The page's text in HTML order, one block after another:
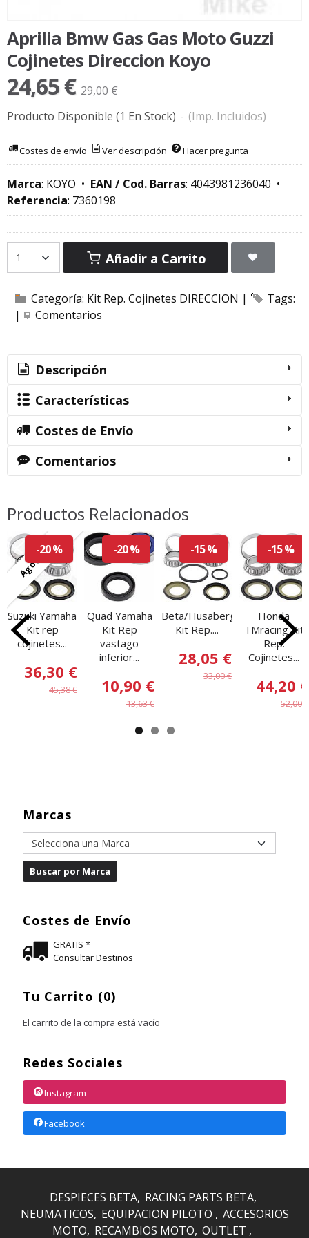
Marcas
Costes de Envío
GRATIS *
Consultar Destinos
Tu Carrito (0)
El carrito de la compra está vacío
Redes Sociales
Instagram
Facebook
Aprilia Bmw Gas Gas Moto Guzzi
Cojinetes Direccion Koyo
24,65 € 29,00 €
Producto Disponible (1 En Stock) - (Imp. Incluidos)
Costes de envío Ver descripción Hacer pregunta
Marca: KOYO • EAN / Cod. Barras: 4043981236040 •
Referencia: 7360198
Añadir a Carrito
Categoría: Kit Rep. Cojinetes DIRECCION |
Tags:
|
Comentarios
Descripción
Características
Costes de Envío
Comentarios
Productos Relacionados
Agotado
-20 %
Suzuki Yamaha
Kit rep
cojinetes...
36,30 €
45,38 €
-20 %
Quad Yamaha
Kit Rep
vastago
inferior...
10,90 €
13,63 €
-15 %
Beta/Husaberg/Husqvarna/
Kit Rep....
28,05 €
33,00 €
-15 %
Honda
TMracing Kit
Rep.
Cojinetes...
44,20 €
52,00 €
DESPIECES BETA RACING PARTS BETA
NEUMATICOS EQUIPACION PILOTO
ACCESORIOS
MOTO RECAMBIOS MOTO OUTLET